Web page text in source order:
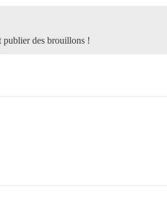
publier des brouillons !